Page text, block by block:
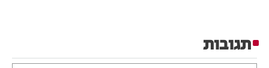
תגובות